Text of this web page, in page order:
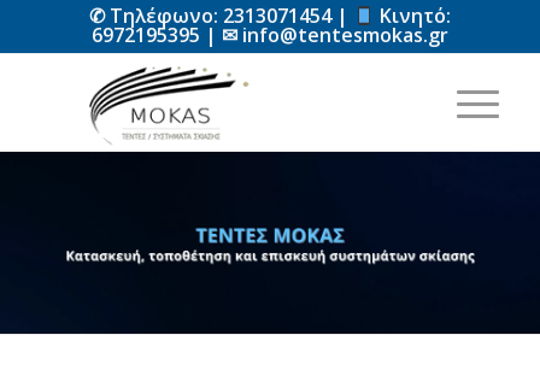
✆ Τηλέφωνο: 2313071454 | Κινητό:
6972195395 | ✉ info@tentesmokas.gr